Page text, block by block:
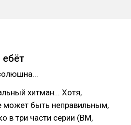
хитман... Хотя,
может быть неправильным,
в три части серии (BM,